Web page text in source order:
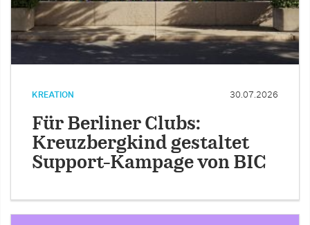
KREATION 30.07.2026
Für Berliner Clubs:
Kreuzbergkind gestaltet
Support-Kampage von BIC